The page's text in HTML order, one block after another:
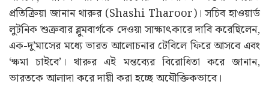
আমাদের বলা হয়েছিল কিছু রুশ তেল কিনতে।”
আরও পড়ুন:-‘অপমান’ করে মন্তব্য মমতার? অবসরপ্রাপ্ত
সেনাকর্তাদের মামলায় কি নির্দেশ দিল হাইকোর্ট